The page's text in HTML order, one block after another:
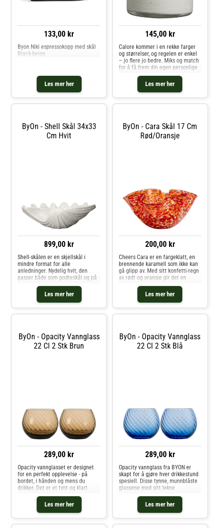
133,00 kr
Les mer her
Byon Niki espressokopp med skål
Black-beige
145,00 kr
Les mer her
Calore kommer i en rekke farger
og størrelser, og regelen er enkel
– jo flere jo bedre. Miks og match
for å få frem din egen personlige
stil. Calore er laget av tykt glass
og varer evig. Bruksområdene er
utallige – har som lyslykt, vase
eller til ser
ByOn - Shell Skål 34x33
Cm Hvit
899,00 kr
Les mer her
Shell-skålen er en skjellskål i
mindre format for alle
anledninger. Nydelig hvit, den
passer både som godteskål og på
nattbordet for smykker. Finnes
også i en mindre størrelse.
ByOn - Cara Skål 17 Cm
Rød/oransje
200,00 kr
Les mer her
Cheers Cara er en fargeklatt, en
brennende karamell som ikke kan
gå glipp av. Med sitt konfetti-regn
av rødt og oransje gir det en
følelse av cocky glasskunst som
både sees og høres. Bowl Cara er
håndlaget og håndblåst, noe som
gjør hvert produkt uni
ByOn - Opacity Vannglass
22 Cl 2 Stk Brun
289,00 kr
Les mer her
Opacity vannglasset er designet
for en perfekt opplevelse - på
bordet, i hånden og mens du
drikker. Det er et tynt og klart
glassmønster i farget glass for en
morsommere effekt. Fargen er en
vakker brun farge som kan
ByOn - Opacity Vannglass
22 Cl 2 Stk Blå
289,00 kr
Les mer her
Opacity vannglass fra BYON er
skapt for å gjøre hver drikkestund
spesiell. Disse tynne, munnblåste
glassene med sitt lekne
og sjarm til bordet ditt. Med en
kapasitet på 22 cl er de perfekte
til vann, juice eller andre f